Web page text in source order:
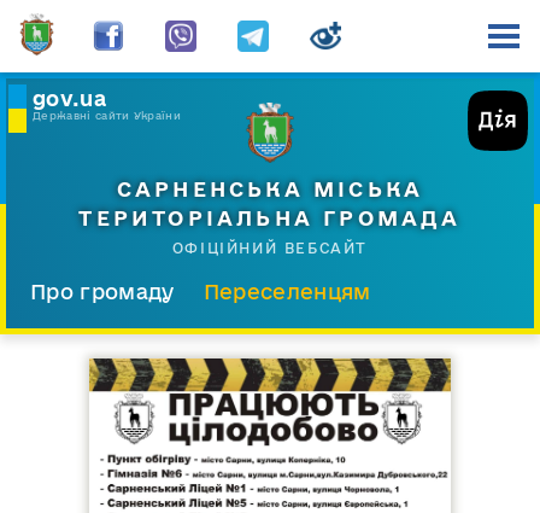
gov.ua
Державні сайти України
САРНЕНСЬКА МІСЬКА
ТЕРИТОРІАЛЬНА ГРОМАДА
ОФІЦІЙНИЙ ВЕБСАЙТ
Про громаду
Переселенцям
Прес-центр